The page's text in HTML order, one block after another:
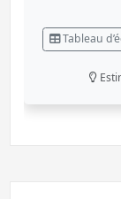
Tableau